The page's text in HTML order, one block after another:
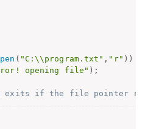
( "C:\\program.txt" , "r" ) )
opening file" ) ;
exits if the file pointer